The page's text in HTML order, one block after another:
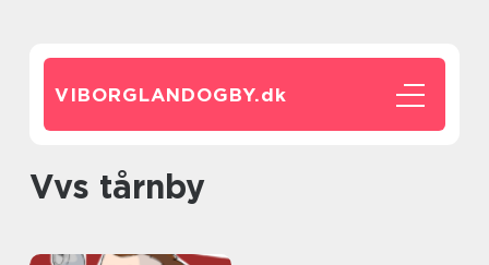
VIBORGLANDOGBY.dk
vvs tårnby